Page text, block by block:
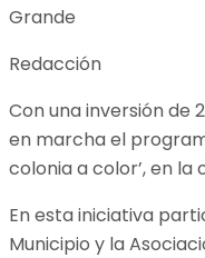
Redacción
Con una inversión de
en marcha el
colonia a color’, en la
En esta iniciativa
Municipio y la